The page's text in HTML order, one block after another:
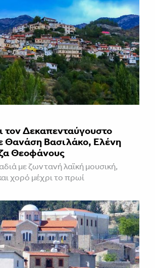
τον Δεκαπενταύγουστο
Θανάση Βασιλάκο, Ελένη
Θεοφάνους
με ζωντανή λαϊκή μουσική,
χορό μέχρι το πρωί